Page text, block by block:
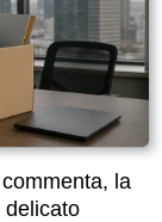
la
delicato